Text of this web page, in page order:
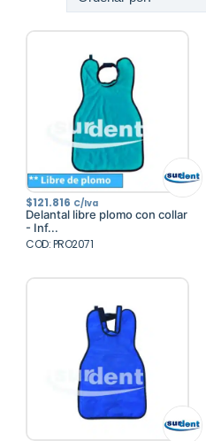
$121.816 C/Iva
Delantal libre plomo con collar
- Inf...
COD: PRO2071